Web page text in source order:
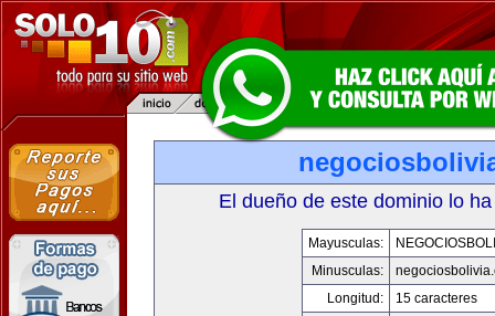
El dueño de este dominio lo
Mayusculas:
Minusculas:
Longitud:
15 caracteres